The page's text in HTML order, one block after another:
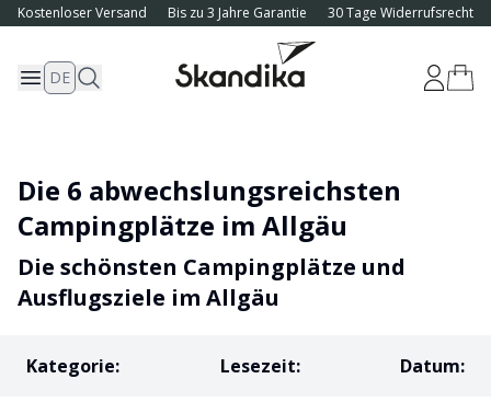
Kostenloser Versand Bis zu 3 Jahre Garantie 30 Tage Widerrufsrecht
DE
Die 6 abwechslungsreichsten
Campingplätze im Allgäu
Die schönsten Campingplätze und
Ausflugsziele im Allgäu
Kategorie: Lesezeit: Datum: